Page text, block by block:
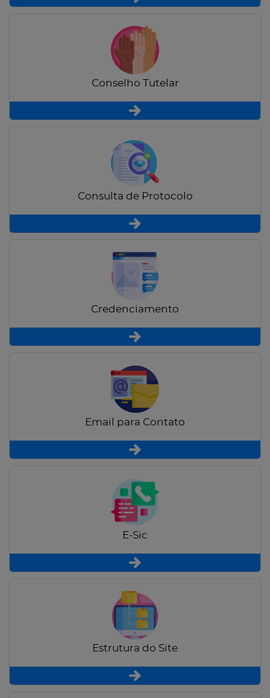
Conselho Tutelar
Consulta de Protocolo
Credenciamento
Email para Contato
E-Sic
Estrutura do Site